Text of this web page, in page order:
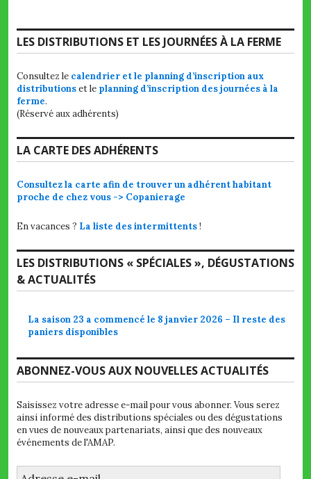
LES DISTRIBUTIONS ET LES JOURNÉES À LA FERME
Consultez le calendrier et le planning d’inscription aux
distributionset le planning d’inscription des journées à la
ferme.
(Réservé aux adhérents)
LA CARTE DES ADHÉRENTS
Consultez la carte afin de trouver un adhérent habitant
proche de chez vous -> Copanierage
En vacances ? La liste des intermittents!
LES DISTRIBUTIONS « SPÉCIALES », DÉGUSTATIONS
& ACTUALITÉS
La saison 23 a commencé le 8 janvier 2026 – Il reste des
paniers disponibles
ABONNEZ-VOUS AUX NOUVELLES ACTUALITÉS
Saisissez votre adresse e-mail pour vous abonner. Vous serez
ainsi informé des distributions spéciales ou des dégustations
en vues de nouveaux partenariats, ainsi que des nouveaux
événements de l'AMAP.